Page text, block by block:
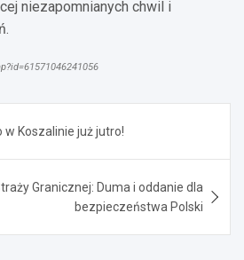
niezapomnianych chwil i
w Koszalinie już jutro!
Granicznej: Duma i oddanie dla
bezpieczeństwa Polski